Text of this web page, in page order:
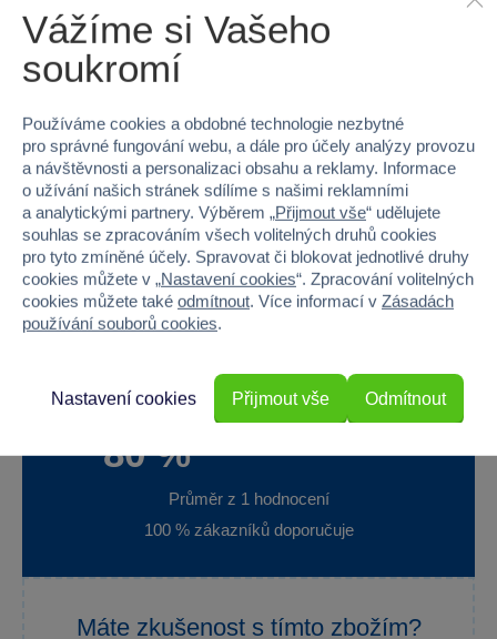
Baterie produktu - součást balení
Baterie produktu - počet
Baterie produktu - typ Block baterie 3,7V
Baterie příslušenství - vyžaduje Ano
Baterie příslušenství - součást balení Ano
Baterie příslušenství - počet 2
Baterie příslušenství - typ
80 %
Průměr z 1 hodnocení
100 % zákazníků doporučuje
Máte zkušenost s tímto zbožím?
Vážíme si Vašeho
soukromí
Používáme cookies a obdobné technologie nezbytné
pro správné fungování webu, a dále pro účely analýzy provozu
a návštěvnosti a personalizaci obsahu a reklamy. Informace
o užívání našich stránek sdílíme s našimi reklamními
a analytickými partnery. Výběrem „Přijmout vše“ udělujete
souhlas se zpracováním všech volitelných druhů cookies
pro tyto zmíněné účely. Spravovat či blokovat jednotlivé druhy
cookies můžete v „Nastavení cookies“. Zpracování volitelných
cookies můžete také odmítnout. Více informací v Zásadách
používání souborů cookies.
Odmítnout
Nastavení cookies Přijmout vše